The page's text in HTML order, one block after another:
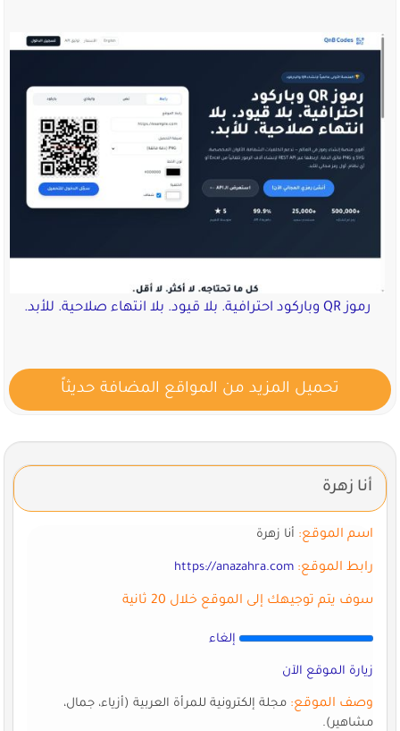
رموز QR وباركود احترافية. بلا قيود. بلا انتهاء صلاحية. للأبد.
تحميل المزيد من المواقع المضافة حديثاً
أنا زهرة
اسم الموقع:أنا زهرة
رابط الموقع: https://anazahra.com
سوف يتم توجيهك إلى الموقع خلال 20 ثانية
إلغاء
زيارة الموقع الآن
وصف الموقع:مجلة إلكترونية للمرأة العربية (أزياء، جمال،
مشاهير).